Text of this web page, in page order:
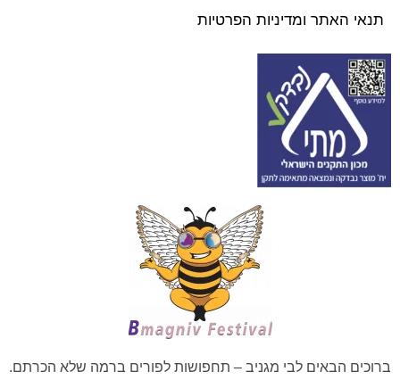
תנאי האתר ומדיניות הפרטיות
ברוכים הבאים לבי מגניב – תחפושות לפורים ברמה שלא הכרתם.